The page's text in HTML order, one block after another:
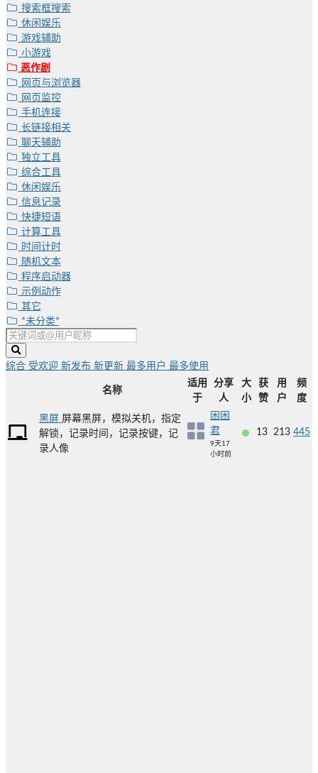
搜索框搜索
休闲娱乐
游戏辅助
小游戏
恶作剧
网页与浏览器
网页监控
手机连接
长链接相关
聊天辅助
独立工具
综合工具
休闲娱乐
信息记录
快捷短语
计算工具
时间计时
随机文本
程序启动器
示例动作
其它
*未分类*
综合 受欢迎 新发布 新更新 最多用户 最多使用
名称
适用
于
分享
人
大
小
获
赞
用
户
频
度
黑屏 屏幕黑屏，模拟关机，指定
解锁，记录时间，记录按键，记
录人像
困困
君
9天17
小时前
13 213 445